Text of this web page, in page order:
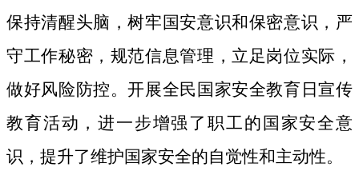
保持清醒头脑，树牢国安意识和保密意识，严
守工作秘密，规范信息管理，立足岗位实际，
做好风险防控。开展全民国家安全教育日宣传
教育活动，进一步增强了职工的国家安全意
识，提升了维护国家安全的自觉性和主动性。